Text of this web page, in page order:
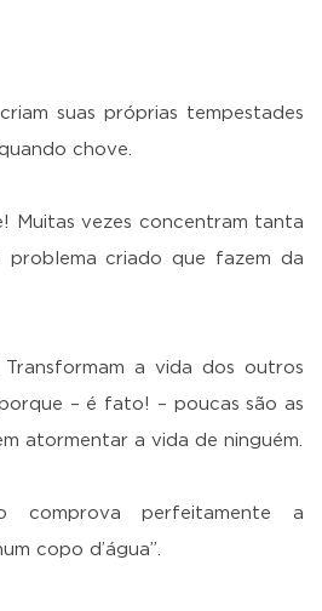
suas próprias tempestades
chove.
Muitas vezes concentram tanta
problema criado que fazem da
a vida dos outros
– é fato! – poucas são as
atormentar a vida de ninguém.
comprova perfeitamente a
copo d’água”.